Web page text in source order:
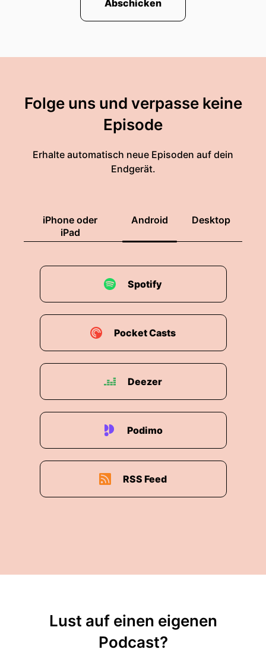
Abschicken
Folge uns und verpasse keine
Episode
Erhalte automatisch neue Episoden auf dein
Endgerät.
iPhone oder
iPad
Android Desktop
Spotify
Pocket Casts
Deezer
Podimo
RSS Feed
Lust auf einen eigenen
Podcast?